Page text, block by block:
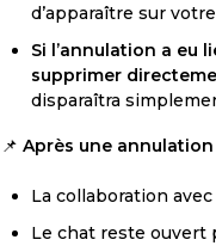
d’apparaître sur
Si l’annulation a eu
supprimer
disparaîtra
📌 Après une annulation
La collaboration
Le chat reste ouvert